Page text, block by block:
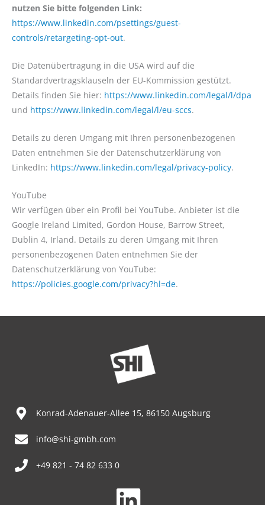
nutzen Sie bitte folgenden Link:
https://www.linkedin.com/psettings/guest-
controls/retargeting-opt-out.
Die Datenübertragung in die USA wird auf die
Standardvertragsklauseln der EU-Kommission gestützt.
Details finden Sie hier: https://www.linkedin.com/legal/l/dpa
und https://www.linkedin.com/legal/l/eu-sccs.
Details zu deren Umgang mit Ihren personenbezogenen
Daten entnehmen Sie der Datenschutzerklärung von
LinkedIn: https://www.linkedin.com/legal/privacy-policy.
YouTube
Wir verfügen über ein Profil bei YouTube. Anbieter ist die
Google Ireland Limited, Gordon House, Barrow Street,
Dublin 4, Irland. Details zu deren Umgang mit Ihren
personenbezogenen Daten entnehmen Sie der
Datenschutzerklärung von YouTube:
https://policies.google.com/privacy?hl=de.
Konrad-Adenauer-Allee 15, 86150 Augsburg
info@shi-gmbh.com
+49 821 - 74 82 633 0